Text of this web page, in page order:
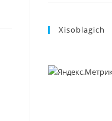
Xisoblagich